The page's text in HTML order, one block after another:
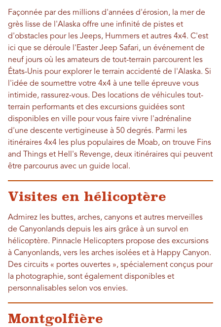
Façonnée par des millions d'années d'érosion, la mer de
grès lisse de l'Alaska offre une infinité de pistes et
d'obstacles pour les Jeeps, Hummers et autres 4x4. C'est
ici que se déroule l'Easter Jeep Safari, un événement de
neuf jours où les amateurs de tout-terrain parcourent les
États-Unis pour explorer le terrain accidenté de l'Alaska. Si
l'idée de soumettre votre 4x4 à une telle épreuve vous
intimide, rassurez-vous. Des locations de véhicules tout-
terrain performants et des excursions guidées sont
disponibles en ville pour vous faire vivre l'adrénaline
d'une descente vertigineuse à 50 degrés. Parmi les
itinéraires 4x4 les plus populaires de Moab, on trouve Fins
and Things et Hell's Revenge, deux itinéraires qui peuvent
être parcourus avec un guide local.
Visites en hélicoptère
Admirez les buttes, arches, canyons et autres merveilles
de Canyonlands depuis les airs grâce à un survol en
hélicoptère. Pinnacle Helicopters propose des excursions
à Canyonlands, vers les arches isolées et à Happy Canyon.
Des circuits « portes ouvertes », spécialement conçus pour
la photographie, sont également disponibles et
personnalisables selon vos envies.
Montgolfière